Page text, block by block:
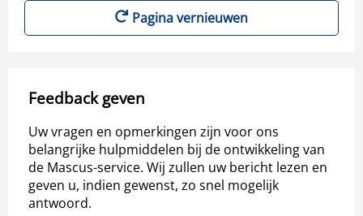
Pagina vernieuwen
Feedback geven
Uw vragen en opmerkingen zijn voor ons
belangrijke hulpmiddelen bij de ontwikkeling van
de Mascus-service. Wij zullen uw bericht lezen en
geven u, indien gewenst, zo snel mogelijk
antwoord.